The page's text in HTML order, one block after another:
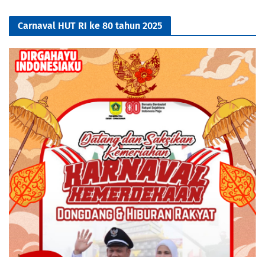
Carnaval HUT RI ke 80 tahun 2025